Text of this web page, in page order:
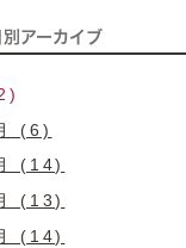
別アーカイブ
(6)
(14)
(13)
(14)